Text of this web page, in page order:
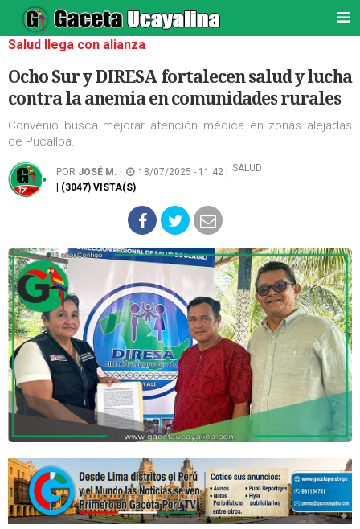
Salud llega con alianza
Ocho Sur y DIRESA fortalecen salud y lucha
contra la anemia en comunidades rurales
Convenio busca mejorar atención médica en zonas alejadas
de Pucallpa.
POR JOSÉ M. 18/07/2025 - 11:42 |
SALUD
| (3047) VISTA(S)